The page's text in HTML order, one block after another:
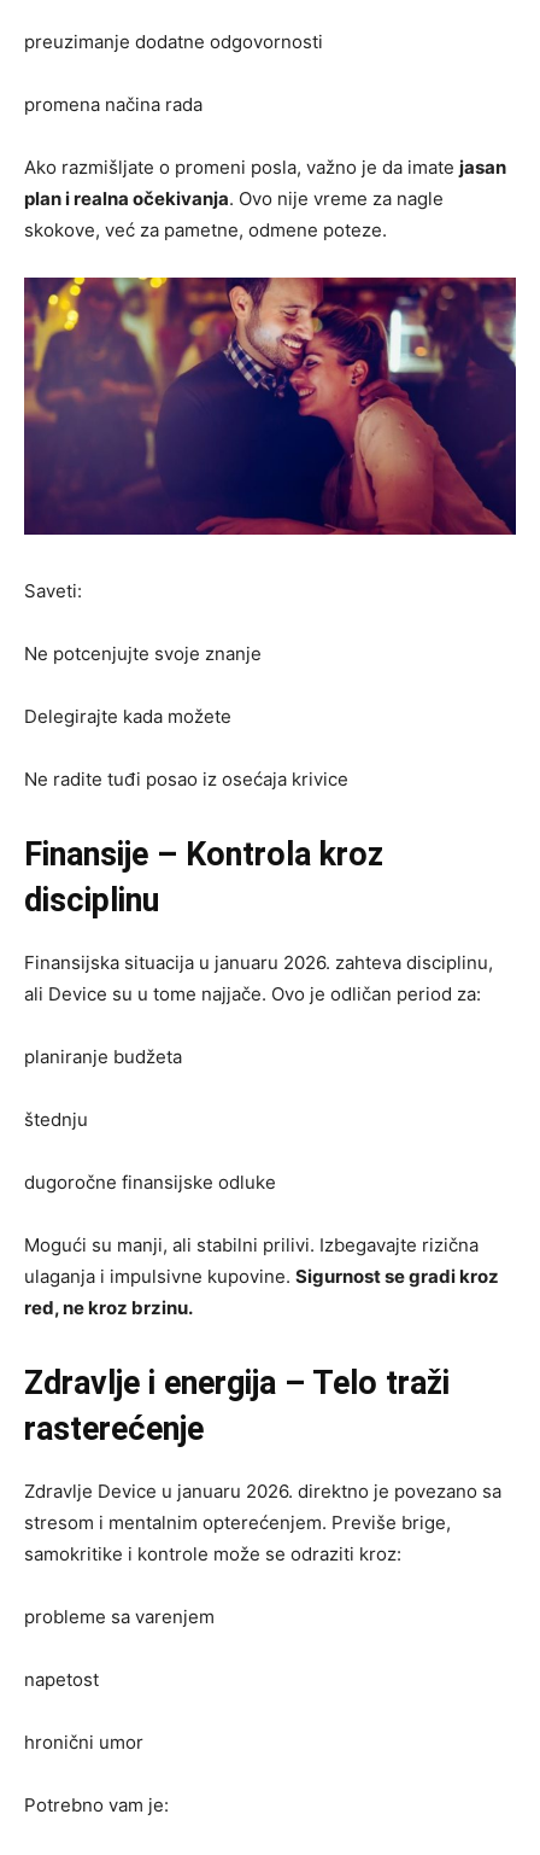
preuzimanje dodatne odgovornosti
promena načina rada
Ako razmišljate o promeni posla, važno je da imate jasan
plan i realna očekivanja. Ovo nije vreme za nagle
skokove, već za pametne, odmene poteze.
Saveti:
Ne potcenjujte svoje znanje
Delegirajte kada možete
Ne radite tuđi posao iz osećaja krivice
Finansije – Kontrola kroz
disciplinu
Finansijska situacija u januaru 2026. zahteva disciplinu,
ali Device su u tome najjače. Ovo je odličan period za:
planiranje budžeta
štednju
dugoročne finansijske odluke
Mogući su manji, ali stabilni prilivi. Izbegavajte rizična
ulaganja i impulsivne kupovine. Sigurnost se gradi kroz
red, ne kroz brzinu.
Zdravlje i energija – Telo traži
rasterećenje
Zdravlje Device u januaru 2026. direktno je povezano sa
stresom i mentalnim opterećenjem. Previše brige,
samokritike i kontrole može se odraziti kroz:
probleme sa varenjem
napetost
hronični umor
Potrebno vam je: